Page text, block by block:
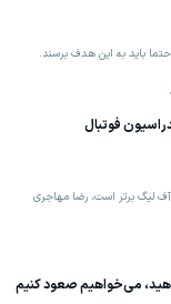
باید به این هدف برسند.
فوتبال
لیگ برتر است، رضا مهاجری
می‌خواهیم صعود کنیم